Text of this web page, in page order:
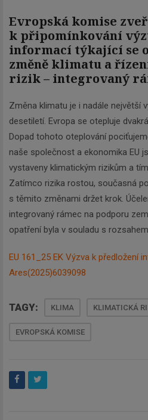
Evropská komise
k připomínkování
informací týkající se
změně klimatu a
rizik – integrovaný
Změna klimatu je i nadále největší
desetiletí. Evropa se otepluje
Dopad tohoto oteplování
naše společnost a ekonomika EU
vystaveny klimatickým rizikům a
Zatímco rizika rostou, současná
s těmito změnami držet krok.
integrovaný rámec na podporu
opatření byla v souladu s
EU 161_25 EK Výzva k předložení
Ares(2025)6039098
TAGY: KLIMA KLIMATICKÁ
EVROPSKÁ KOMISE